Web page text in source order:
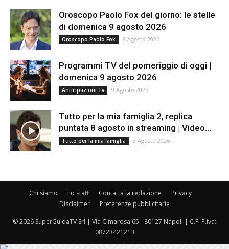
Oroscopo Paolo Fox del giorno: le stelle
di domenica 9 agosto 2026
Oroscopo Paolo Fox 9 Agosto 2026
Programmi TV del pomeriggio di oggi |
domenica 9 agosto 2026
Anticipazioni Tv 9 Agosto 2026
Tutto per la mia famiglia 2, replica
puntata 8 agosto in streaming | Video...
Tutto per la mia famiglia 8 Agosto 2026
Chi siamo Lo staff Contatta la redazione
Privacy
Disclaimer
Preferenze pubblicitarie
© 2026 SuperGuidaTV Srl | Via Cimarosa 65 - 80127 Napoli | C.F. P.Iva:
08723421213